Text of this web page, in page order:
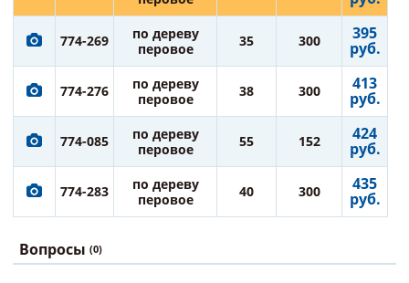
774-269
по дереву
перовое
35 300 395
руб.
774-276
по дереву
перовое
38 300 413
руб.
774-085
по дереву
перовое
55 152 424
руб.
774-283
по дереву
перовое
40 300 435
руб.
Вопросы (0)